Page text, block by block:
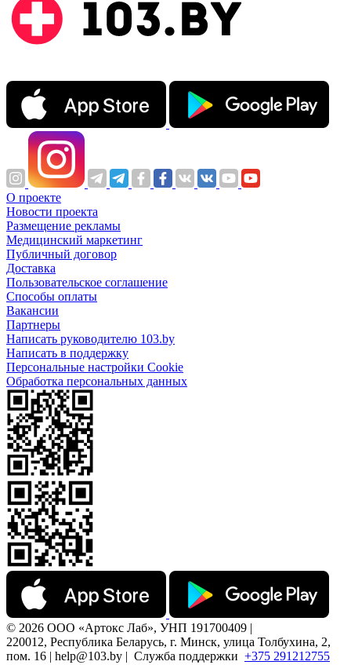
О проекте
Новости проекта
Размещение рекламы
Медицинский маркетинг
Публичный договор
Доставка
Пользовательское соглашение
Способы оплаты
Вакансии
Партнеры
Написать руководителю 103.by
Написать в поддержку
Персональные настройки Cookie
Обработка персональных данных
© 2026 ООО «Артокс Лаб», УНП 191700409 |
220012, Республика Беларусь, г. Минск, улица Толбухина, 2,
пом. 16 | help@103.by | Служба поддержки +375 291212755